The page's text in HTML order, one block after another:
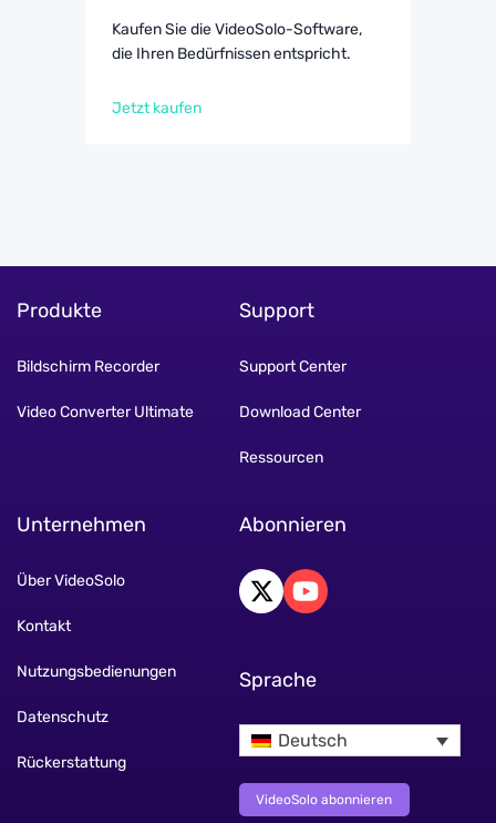
Kaufen Sie die VideoSolo-Software,
die Ihren Bedürfnissen entspricht.
Jetzt kaufen
Produkte
Bildschirm Recorder
Video Converter Ultimate
Support
Support Center
Download Center
Ressourcen
Unternehmen
Über VideoSolo
Kontakt
Nutzungsbedienungen
Datenschutz
Rückerstattung
Abonnieren
Sprache
Deutsch
VideoSolo abonnieren